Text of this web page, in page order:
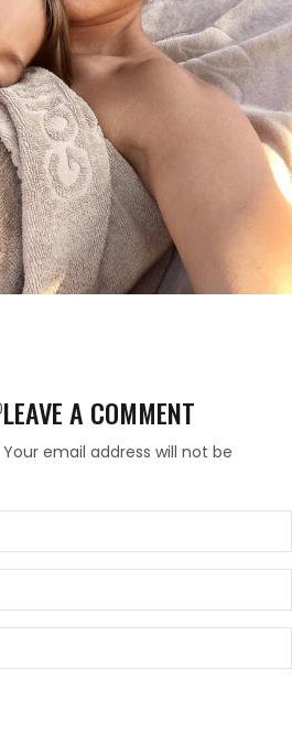
LEAVE A COMMENT
Your email address will not be